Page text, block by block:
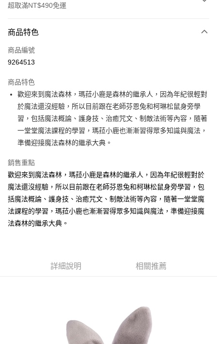
超取滿NT$490免運
信用卡一次付款
超商取貨付款
Apple Pay
街口支付
悠遊付
AFTEE先享後付
相關說明
AFTEE先享後付是「在收到商品之後才付款」的支付方式。 讓您購物簡單
便利好安心！
１．簡單：不需註冊會員、不需綁卡、不需儲值。
２．便利：只要手機號碼，簡訊認證，即可結帳。
３．安心：先確認商品／服務後，再付款。
３．收到繳費通知簡訊後14天內，點擊此簡訊中的連結，可透過四大超商／
※ 交易是否成功請以「AFTEE先享後付 」之結帳頁面顯示為準，若有關於
是否繳費成功／繳費後需取消欲退款等相關疑問，請聯繫「AFTEE先享後付
https://netprotections.freshdesk.com/support/home
ATM付款
運送方式
全家付款取貨
每筆NT$100，滿NT$490(含以上)免運費
商品特色
商品編號
9264513
商品特色
歡迎來到魔法森林，瑪菈小鹿是森林的繼承人，因為年紀很輕對
於魔法還沒經驗，所以目前跟在老師芬恩兔和柯琳松鼠身旁學
習，包括魔法概論、護身技、治癒咒文、制敵法術等內容，隨著
一堂堂魔法課程的學習，瑪菈小鹿也漸漸習得眾多知識與魔法，
準備迎接魔法森林的繼承大典。
銷售重點
歡迎來到魔法森林，瑪菈小鹿是森林的繼承人，因為年紀很輕對於
魔法還沒經驗，所以目前跟在老師芬恩兔和柯琳松鼠身旁學習，包
括魔法概論、護身技、治癒咒文、制敵法術等內容，隨著一堂堂魔
法課程的學習，瑪菈小鹿也漸漸習得眾多知識與魔法，準備迎接魔
法森林的繼承大典。
詳細說明 相關推薦